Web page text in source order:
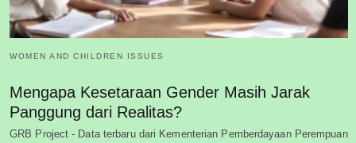
WOMEN AND CHILDREN ISSUES
Mengapa Kesetaraan Gender Masih Jarak
Panggung dari Realitas?
GRB Project - Data terbaru dari Kementerian Pemberdayaan Perempuan